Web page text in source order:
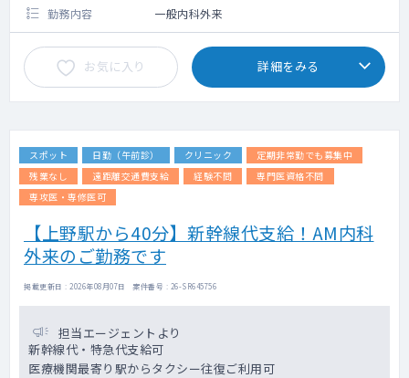
勤務内容 一般内科外来
お気に入り 詳細をみる
スポット 日勤（午前診） クリニック
定期非常勤でも募集中
残業なし
遠距離交通費支給 経験不問
専門医資格不問
専攻医・専修医可
【上野駅から40分】新幹線代支給！AM内科
外来のご勤務です
掲載更新日 : 2026年08月07日 案件番号 : 26-SR645756
担当エージェントより
新幹線代・特急代支給可
医療機関最寄り駅からタクシー往復ご利用可